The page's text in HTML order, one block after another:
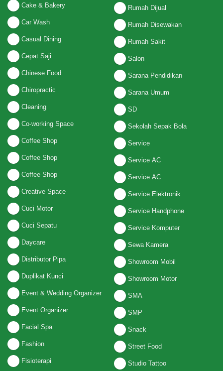
Cake & Bakery
Car Wash
Casual Dining
Cepat Saji
Chinese Food
Chiropractic
Cleaning
Co-working Space
Coffee Shop
Coffee Shop
Coffee Shop
Creative Space
Cuci Motor
Cuci Sepatu
Daycare
Distributor Pipa
Duplikat Kunci
Event & Wedding Organizer
Event Organizer
Facial Spa
Fashion
Fisioterapi
Rumah Dijual
Rumah Disewakan
Rumah Sakit
Salon
Sarana Pendidikan
Sarana Umum
SD
Sekolah Sepak Bola
Service
Service AC
Service AC
Service Elektronik
Service Handphone
Service Komputer
Sewa Kamera
Showroom Mobil
Showroom Motor
SMA
SMP
Snack
Street Food
Studio Tattoo